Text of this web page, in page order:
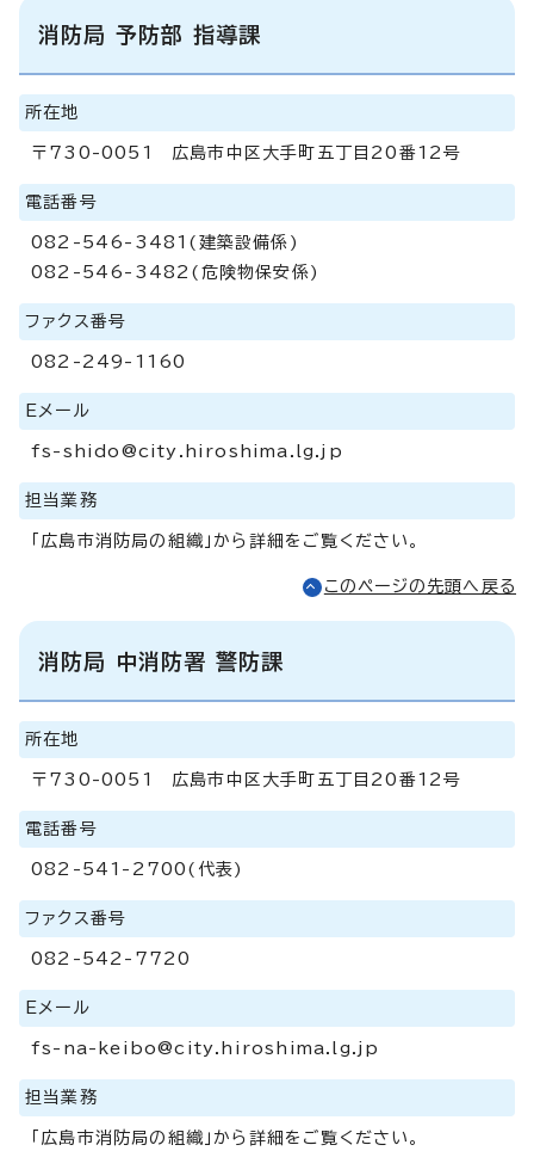
消防局 予防部 指導課
所在地
〒730-0051 広島市中区大手町五丁目20番12号
電話番号
082-546-3481(建築設備係)
082-546-3482(危険物保安係)
ファクス番号
082-249-1160
Eメール
fs-shido@city.hiroshima.lg.jp
担当業務
「広島市消防局の組織」から詳細をご覧ください。
このページの先頭へ戻る
消防局 中消防署 警防課
所在地
〒730-0051 広島市中区大手町五丁目20番12号
電話番号
082-541-2700(代表)
ファクス番号
082-542-7720
Eメール
fs-na-keibo@city.hiroshima.lg.jp
担当業務
「広島市消防局の組織」から詳細をご覧ください。